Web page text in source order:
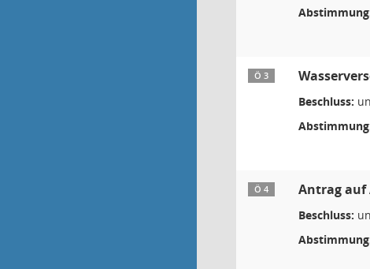
Ö 3
Beschluss:
Ö 4 Antrag auf
Beschluss: